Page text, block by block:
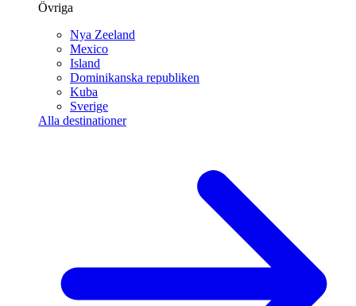
Övriga
Nya Zeeland
Mexico
Island
Dominikanska republiken
Kuba
Sverige
Alla destinationer